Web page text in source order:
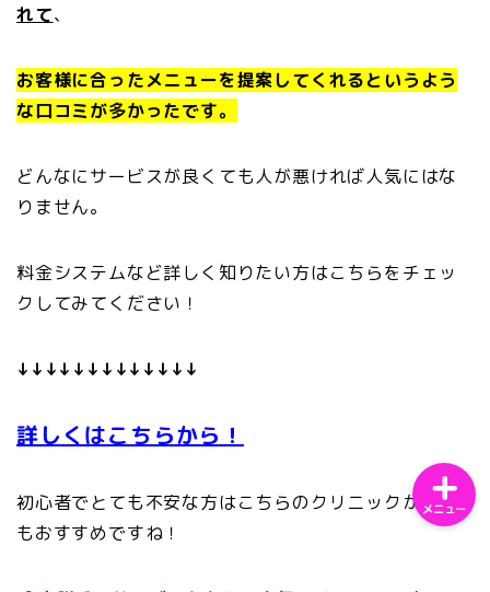
れて、
お客様に合ったメニューを提案してくれるというよう
な口コミが多かったです。
どんなにサービスが良くても人が悪ければ人気にはな
りません。
料金システムなど詳しく知りたい方はこちらをチェッ
クしてみてください！
↓↓↓↓↓↓↓↓↓↓↓↓↓
詳しくはこちらから！
初心者でとても不安な方はこちらのクリニックがとて
もおすすめですね！
メニュー